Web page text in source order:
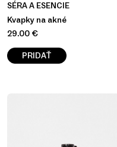
SÉRA A ESENCIE
Kvapky na akné
29.00 €
PRIDAŤ